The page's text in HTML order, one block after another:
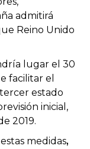
admitirá
Reino Unido
lugar el 30
facilitar el
estado
inicial,
2019.
medidas,